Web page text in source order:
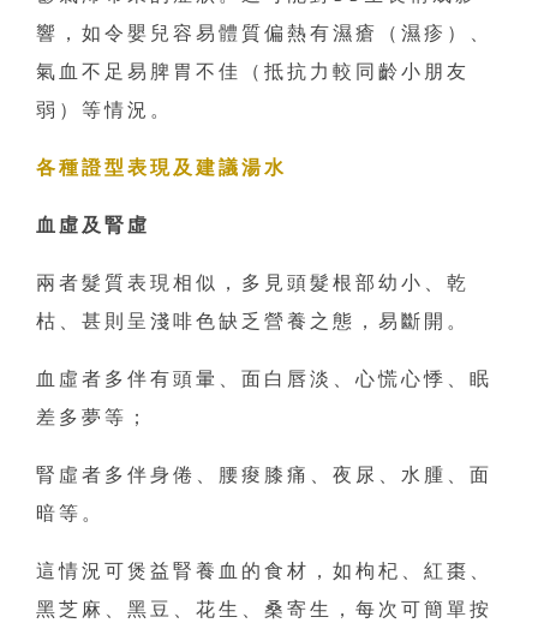
響，如令嬰兒容易體質偏熱有濕瘡（濕疹）、
氣血不足易脾胃不佳（抵抗力較同齡小朋友
弱）等情況。
各種證型表現及建議湯水
血虛及腎虛
兩者髮質表現相似，多見頭髮根部幼小、乾
枯、甚則呈淺啡色缺乏營養之態，易斷開。
血虛者多伴有頭暈、面白唇淡、心慌心悸、眠
差多夢等；
腎虛者多伴身倦、腰痠膝痛、夜尿、水腫、面
暗等。
這情況可煲益腎養血的食材，如枸杞、紅棗、
黑芝麻、黑豆、花生、桑寄生，每次可簡單按